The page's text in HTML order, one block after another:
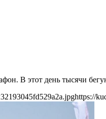
В этот день тысячи
https://